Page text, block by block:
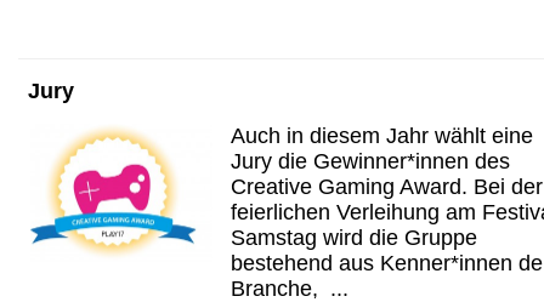
Jury
Auch in diesem Jahr wählt eine
Jury die Gewinner*innen des
Creative Gaming Award. Bei der
feierlichen Verleihung am
Samstag wird die Gruppe
bestehend aus Kenner*innen
Branche, ...